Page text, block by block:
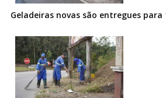
Geladeiras novas são entregues